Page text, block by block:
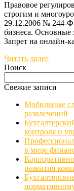
Правовое
строгим и
29.12.2006 № 244-
бизнеса. Основные
Запрет на онлайн-
Читать далее
Поиск
Свежие записи
Мобильные
развлечений
контроля и
в мире
развития